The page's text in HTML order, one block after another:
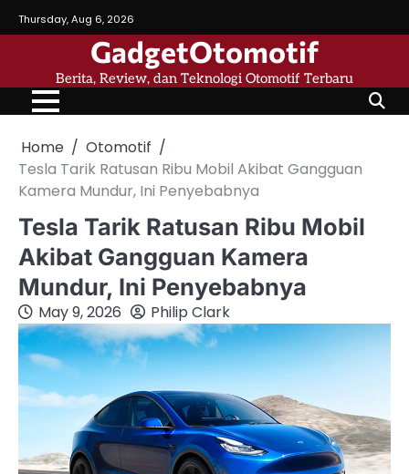
to
Thursday, Aug 6, 2026
GadgetOtomotif
Berita, Review, dan Teknologi Otomotif Terbaru
Home
Otomotif
Tesla Tarik Ratusan Ribu Mobil Akibat Gangguan
Kamera Mundur, Ini Penyebabnya
Tesla Tarik Ratusan Ribu Mobil
Akibat Gangguan Kamera
Mundur, Ini Penyebabnya
May 9, 2026 Philip Clark